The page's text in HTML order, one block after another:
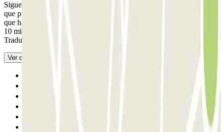
Sigue el enlace del email y te lleva directamente a la entrada. Tienes
que pulsar el botón de llamada en la máquina de pago y enfatizar
que has pagado por adelantado (no reservado previamente). A solo
10 minutos a pie de la frontera y genial para tranquilidad.
Traducido con IA
Ver original